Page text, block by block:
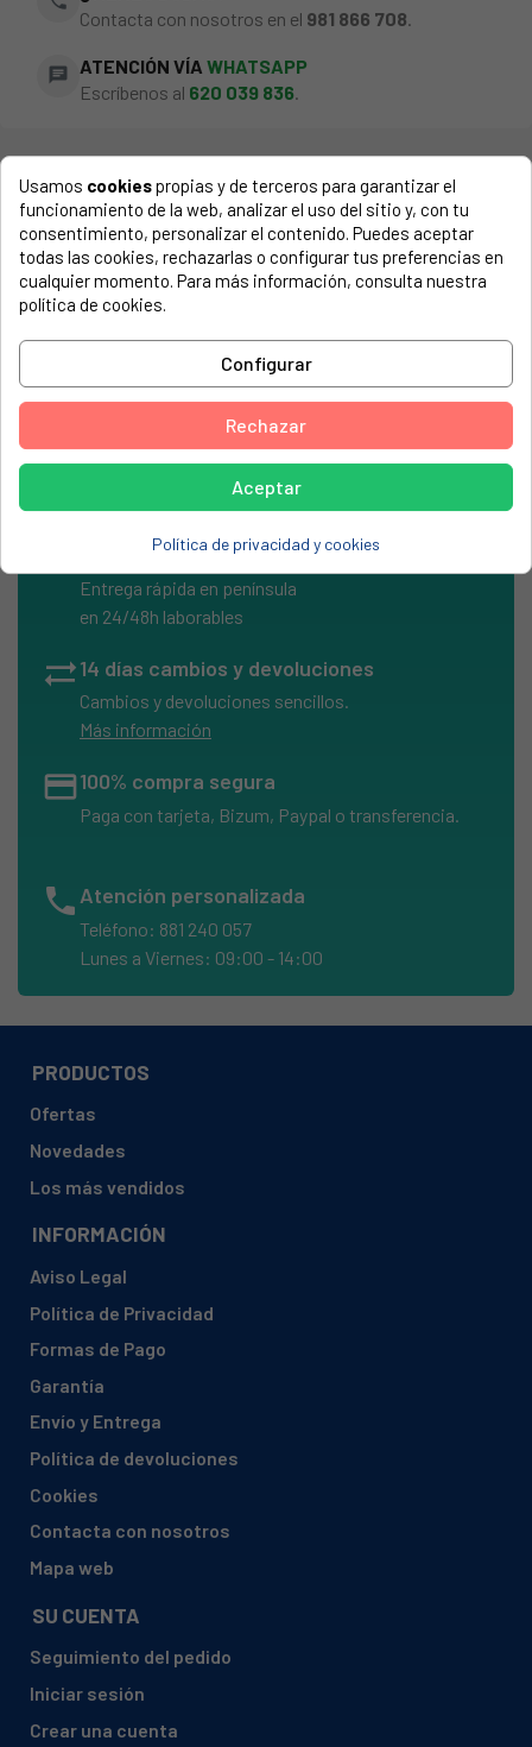
Contacta con nosotros en el 981 866 708
chat ATENCIÓN VÍA WHATSAPP
Escríbenos al 620 039 836.
COMPATIBLE CON...
El número de modelo lo encontrarás en la etiqueta de tu
electrodoméstico. Suele estar formado por números y
letras.
Condensador electrolitico 100MF-160V
Envíos Express
Entrega rápida en península
en 24/48h laborables
sync_alt14 días cambios y devoluciones
Cambios y devoluciones sencillos.
Más información
credit_card100% compra segura
Paga con tarjeta, Bizum, Paypal o transferencia.
phone Atención personalizada
Teléfono: 881 240 057
Lunes a Viernes: 09:00 - 14:00
PRODUCTOS
Ofertas
Novedades
Los más vendidos
INFORMACIÓN
Aviso Legal
Política de Privacidad
Formas de Pago
Garantía
Envío y Entrega
Política de devoluciones
Cookies
Contacta con nosotros
Mapa web
SU CUENTA
Seguimiento del pedido
Iniciar sesión
Crear una cuenta
Usamos cookiespropias y de terceros para garantizar el
funcionamiento de la web, analizar el uso del sitio y, con tu
consentimiento, personalizar el contenido. Puedes aceptar
todas las cookies, rechazarlas o configurar tus preferencias en
cualquier momento. Para más información, consulta nuestra
política de cookies.
Configurar
Rechazar
Aceptar
Política de privacidad y cookies